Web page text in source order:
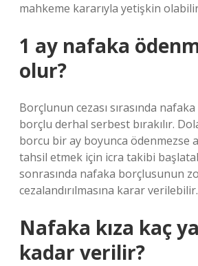
mahkeme kararıyla yetişkin
1 ay nafaka
olur?
Borçlunun cezası sırasında
borçlu derhal serbest bırakılır.
borcu bir ay boyunca ödenmezse
tahsil etmek için icra takibi
sonrasında nafaka borçlusunun
cezalandırılmasına karar verilebilir.
Nafaka kıza kaç
kadar verilir?